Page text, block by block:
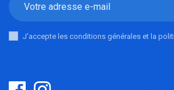
J'accepte les conditions générales et la